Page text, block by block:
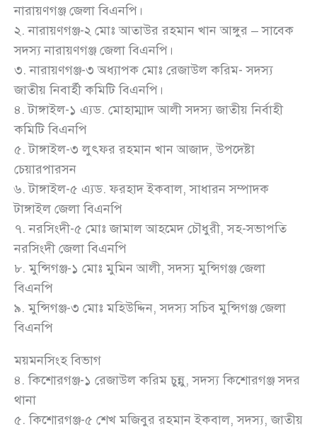
নারায়ণগঞ্জ জেলা বিএনপি।
২. নারায়ণগঞ্জ-২ মোঃ আতাউর রহমান খান আঙ্গুর – সাবেক
সদস্য নারায়ণগঞ্জ জেলা বিএনপি।
৩. নারায়ণগঞ্জ-৩ অধ্যাপক মোঃ রেজাউল করিম- সদস্য
জাতীয় নিবার্হী কমিটি বিএনপি।
৪. টাঙ্গাইল-১ এ্যড. মোহাম্মাদ আলী সদস্য জাতীয় নির্বাহী
কমিটি বিএনপি
৫. টাঙ্গাইল-৩ লুৎফর রহমান খান আজাদ, উপদেষ্টা
চেয়ারপারসন
৬. টাঙ্গাইল-৫ এ্যড. ফরহাদ ইকবাল, সাধারন সম্পাদক
টাঙ্গাইল জেলা বিএনপি
৭. নরসিংদী-৫ মোঃ জামাল আহমেদ চৌধুরী, সহ-সভাপতি
নরসিংদী জেলা বিএনপি
৮. মুন্সিগঞ্জ-১ মোঃ মুমিন আলী, সদস্য মুন্সিগঞ্জ জেলা
বিএনপি
৯. মুন্সিগঞ্জ-৩ মোঃ মহিউদ্দিন, সদস্য সচিব মুন্সিগঞ্জ জেলা
বিএনপি
ময়মনসিংহ বিভাগ
৪. কিশোরগঞ্জ-১ রেজাউল করিম চুন্নু, সদস্য কিশোরগঞ্জ সদর
থানা
৫. কিশোরগঞ্জ-৫ শেখ মজিবুর রহমান ইকবাল, সদস্য, জাতীয়